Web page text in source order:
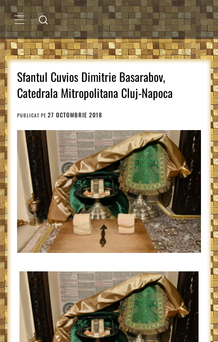
Sari
la
conținutMENIU
PRINCIPAL
Sfantul Cuvios Dimitrie Basarabov,
Catedrala Mitropolitana Cluj-Napoca
PUBLICAT PE 27 OCTOMBRIE 2018